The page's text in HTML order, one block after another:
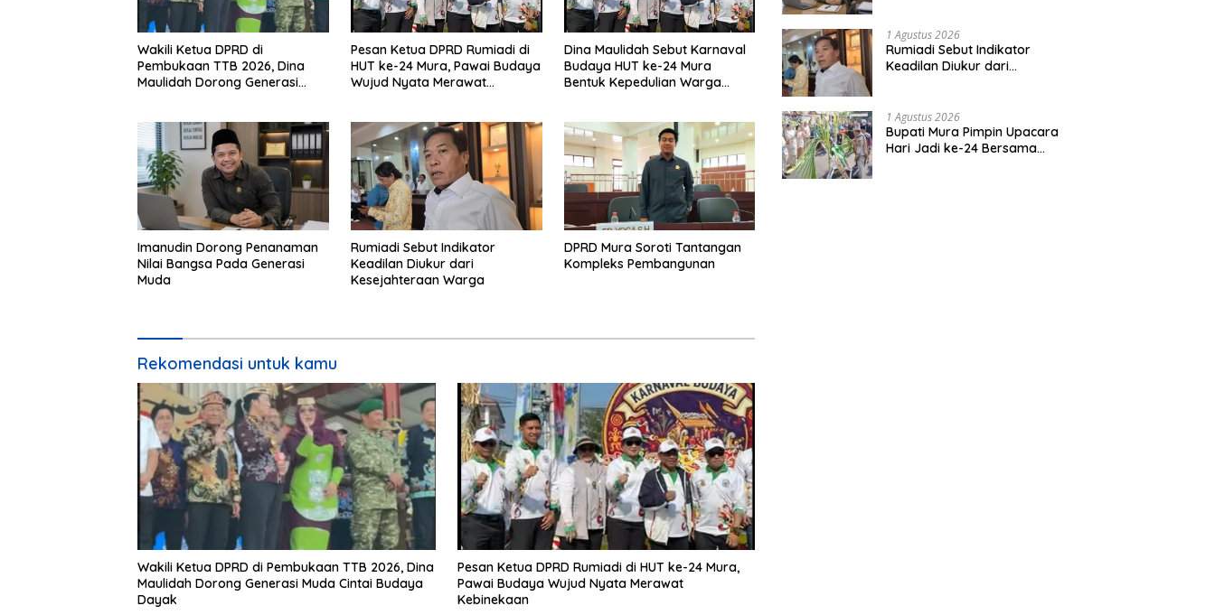
Wakili Ketua DPRD di
Pembukaan TTB 2026, Dina
Maulidah Dorong Generasi
Pesan Ketua DPRD Rumiadi di
HUT ke-24 Mura, Pawai Budaya
Wujud Nyata Merawat
Dina Maulidah Sebut Karnaval
Budaya HUT ke-24 Mura
Bentuk Kepedulian Warga
Imanudin Dorong Penanaman
Nilai Bangsa Pada Generasi
Muda
Rumiadi Sebut Indikator
Keadilan Diukur dari
Kesejahteraan Warga
DPRD Mura Soroti Tantangan
Kompleks Pembangunan
Rekomendasi untuk kamu
Wakili Ketua DPRD di Pembukaan TTB 2026, Dina
Maulidah Dorong Generasi Muda Cintai Budaya
Dayak
Pesan Ketua DPRD Rumiadi di HUT ke-24 Mura,
Pawai Budaya Wujud Nyata Merawat
Kebinekaan
1 Agustus 2026
Rumiadi Sebut Indikator
Keadilan Diukur dari
1 Agustus 2026
Bupati Mura Pimpin Upacara
Hari Jadi ke-24 Bersama